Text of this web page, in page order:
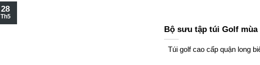
Bộ sưu tập túi Golf mùa
Túi golf cao cấp quận long
28
Th5